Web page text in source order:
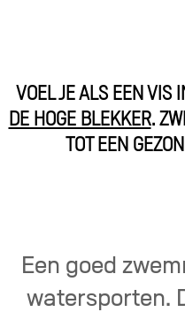
VOEL JE ALS EEN VIS
DE HOGE BLEKKER.
TOT EEN
Een goed
watersporten.